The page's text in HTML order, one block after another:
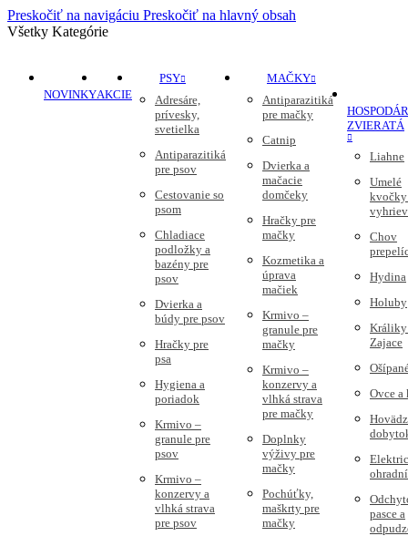
Preskočiť na navigáciu Preskočiť na hlavný obsah
Všetky Kategórie
NOVINKYAKCIE
PSY
Adresáre,
prívesky,
svetielka
Antiparazitiká
pre psov
Cestovanie so
psom
Chladiace
podložky a
bazény pre
psov
Dvierka a
búdy pre psov
Hračky pre
psa
Hygiena a
poriadok
Krmivo –
granule pre
psov
Krmivo –
konzervy a
vlhká strava
pre psov
MAČKY
Antiparazitiká
pre mačky
Catnip
Dvierka a
mačacie
domčeky
Hračky pre
mačky
Kozmetika a
úprava
mačiek
Krmivo –
granule pre
mačky
Krmivo –
konzervy a
vlhká strava
pre mačky
Doplnky
výživy pre
mačky
Pochúťky,
maškrty pre
mačky
ZVIERATÁ
Liahne
Umelé
kvočky
Chov
Hydina
Holuby
Zajace
Ovce a
pasce a